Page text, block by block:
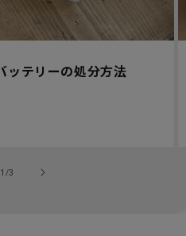
ッテリーの処分方法
1 /
の3